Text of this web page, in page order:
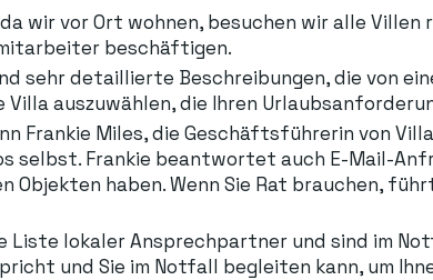
wir vor Ort wohnen, besuchen wir alle
beschäftigen.
sehr detaillierte Beschreibungen, die von
Villa auszuwählen, die Ihren
Frankie Miles, die Geschäftsführerin von
selbst. Frankie beantwortet auch E-Mail-
Objekten haben. Wenn Sie Rat brauchen,
Liste lokaler Ansprechpartner und sind im
und Sie im Notfall begleiten kann, um